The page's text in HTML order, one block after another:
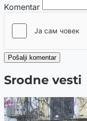
Komentar
Pošalji komentar
Srodne vesti